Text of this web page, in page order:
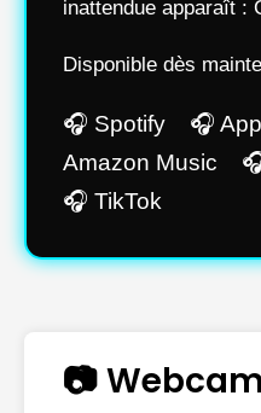
inattendue apparaît :
Disponible dès
🎧 Spotify 🎧
Amazon Music
🎧 TikTok
📷